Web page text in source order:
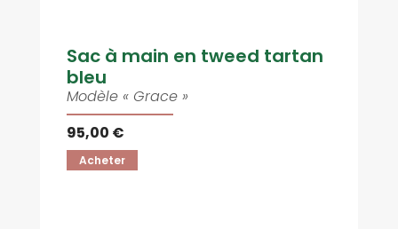
Sac à main en tweed tartan
bleu
Modèle « Grace »
95,00 €
Acheter